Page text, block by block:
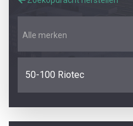
Alle merken
50-100 Riotec